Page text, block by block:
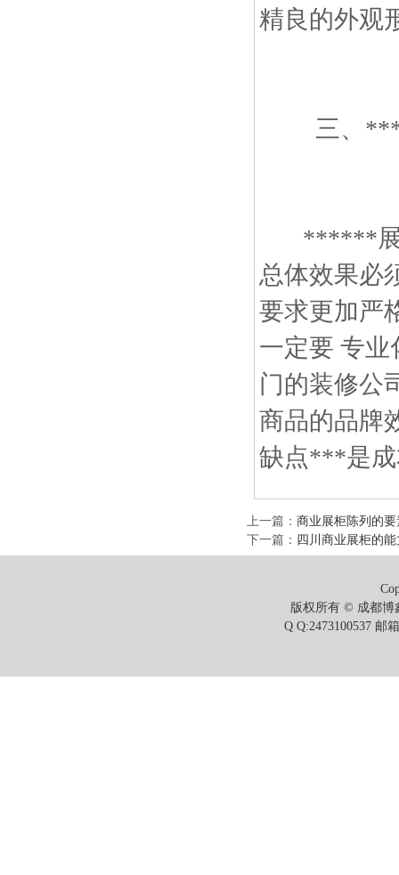
精良的外观
三、
******展柜
总体效果必
要求更加严
一定要 专
门的装修公
商品的品牌
缺点***是
上一篇 ： 商业展柜陈列的
下一篇 ： 四川商业展柜的
版权所有 © 成都博
Q Q:2473100537 邮